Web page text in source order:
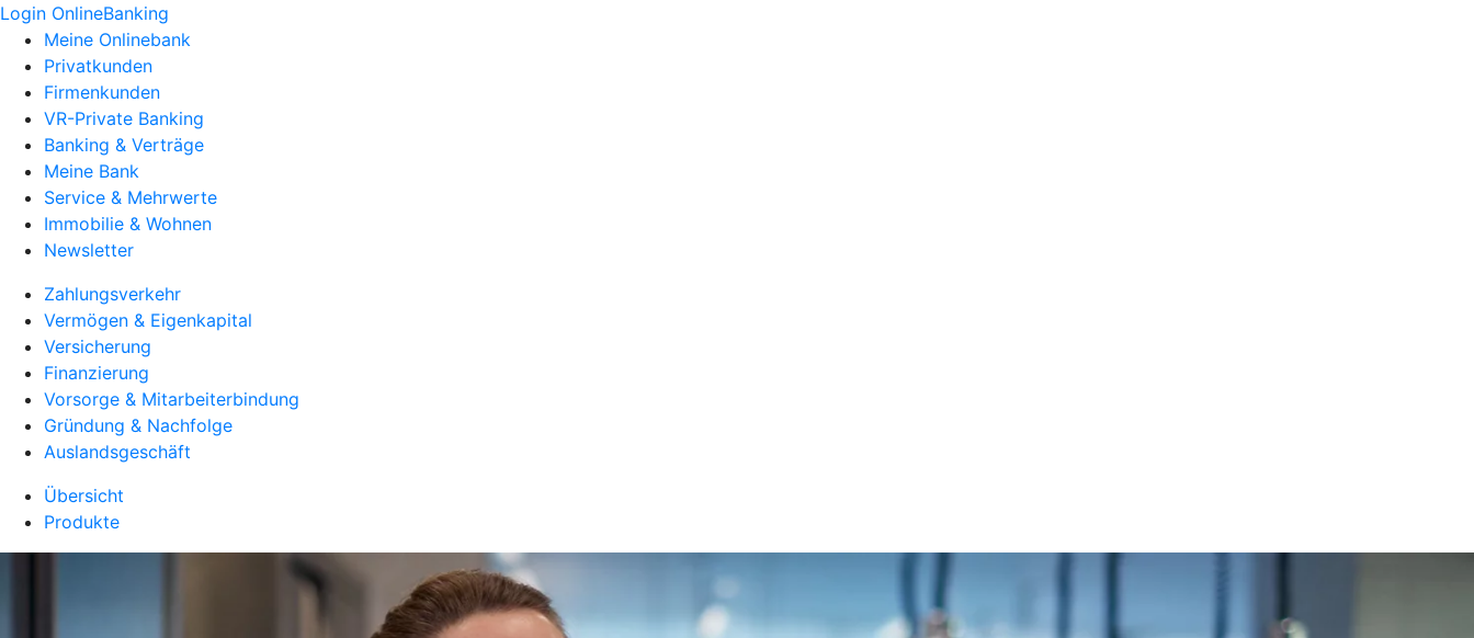
Login OnlineBanking
Meine Onlinebank
Privatkunden
Firmenkunden
VR-Private Banking
Banking & Verträge
Meine Bank
Service & Mehrwerte
Immobilie & Wohnen
Newsletter
Zahlungsverkehr
Vermögen & Eigenkapital
Versicherung
Finanzierung
Vorsorge & Mitarbeiterbindung
Gründung & Nachfolge
Auslandsgeschäft
Übersicht
Produkte